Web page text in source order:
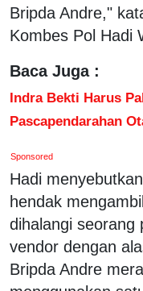
Bripda Andre,"
Kombes Pol Hadi
Baca Juga :
Indra Bekti Harus
Pascapendarahan
Sponsored
Hadi
hendak
dihalangi seorang
vendor dengan
Bripda Andre